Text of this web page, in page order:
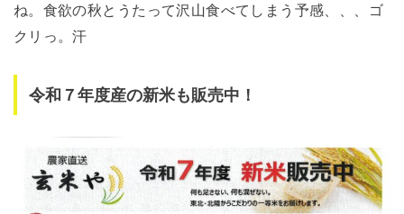
ね。食欲の秋とうたって沢山食べてしまう予感、、、ゴ
クリっ。汗
令和７年度産の新米も販売中！